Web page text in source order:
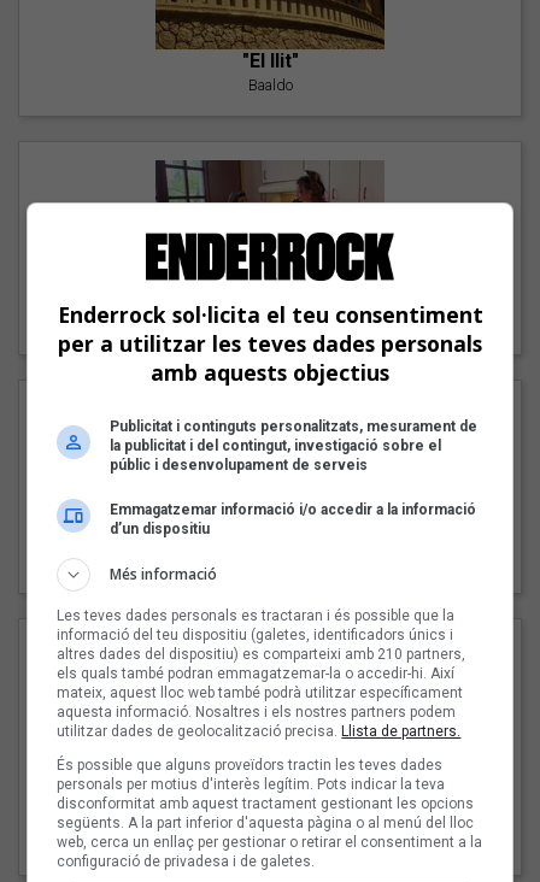
"El llit"
Baaldo
Carmen y María
"Les cabres"
94 Rules amb Compte
Enderrock sol·licita el teu consentiment
per a utilitzar les teves dades personals
amb aquests objectius
Publicitat i continguts personalitzats, mesurament de
la publicitat i del contingut, investigació sobre el
públic i desenvolupament de serveis
Emmagatzemar informació i/o accedir a la informació
d’un dispositiu
Més informació
Les teves dades personals es tractaran i és possible que la
informació del teu dispositiu (galetes, identificadors únics i
altres dades del dispositiu) es comparteixi amb 210 partners,
els quals també podran emmagatzemar-la o accedir-hi. Així
mateix, aquest lloc web també podrà utilitzar específicament
aquesta informació. Nosaltres i els nostres partners podem
utilitzar dades de geolocalització precisa.Llista de partners.
És possible que alguns proveïdors tractin les teves dades
personals per motius d'interès legítim. Pots indicar la teva
disconformitat amb aquest tractament gestionant les opcions
següents. A la part inferior d'aquesta pàgina o al menú del lloc
web, cerca un enllaç per gestionar o retirar el consentiment a la
configuració de privadesa i de galetes.